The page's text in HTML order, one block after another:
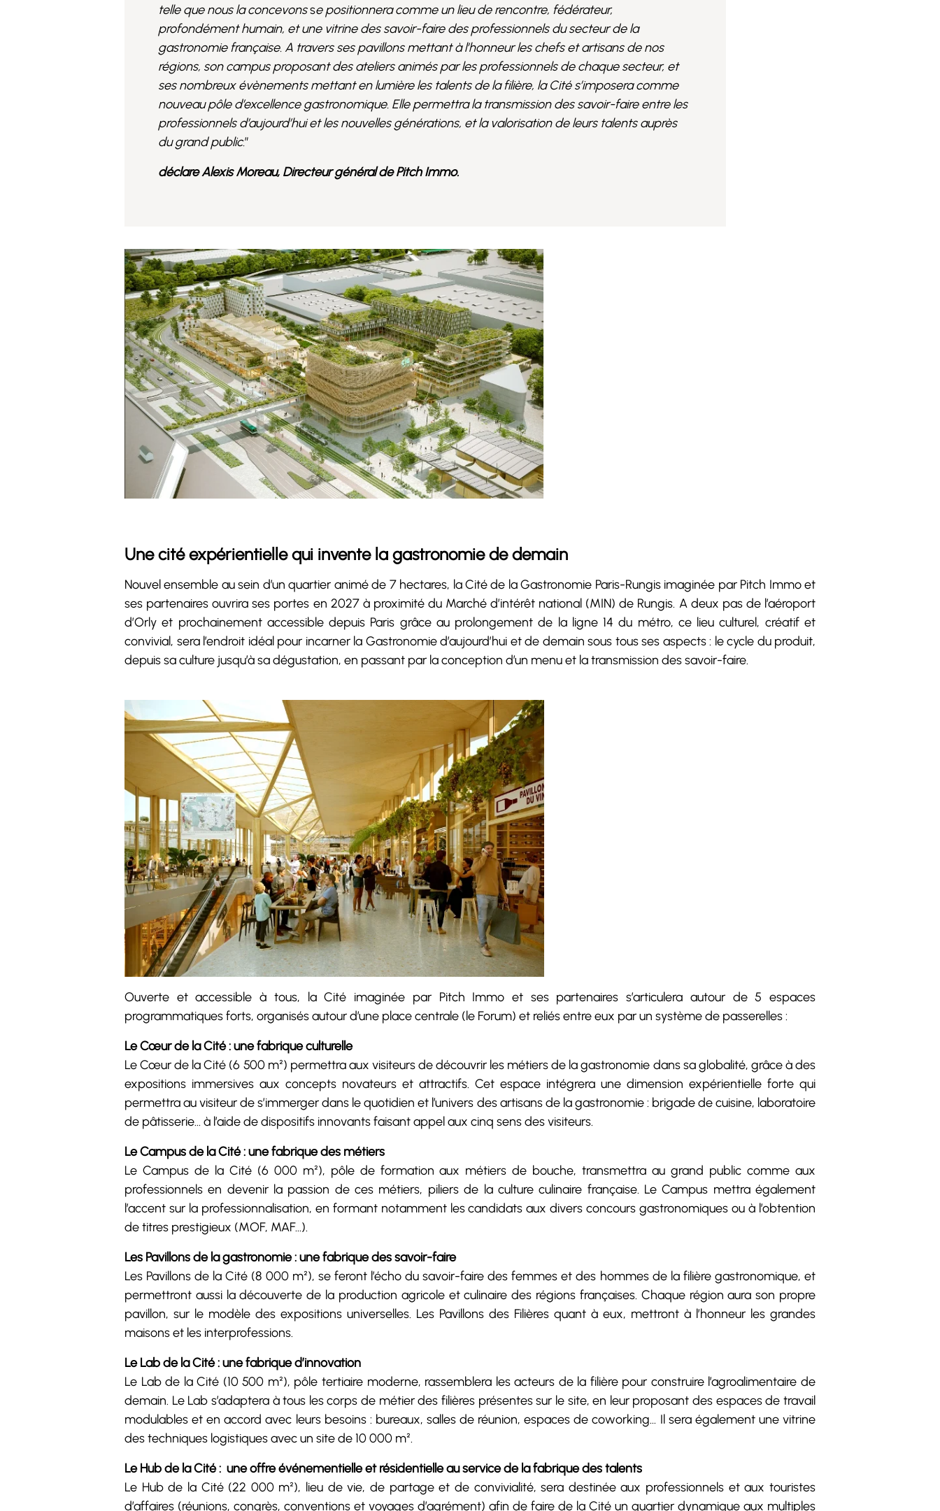
telle que nous la concevonsse positionnera comme un lieu de rencontre, fédérateur,
profondément humain, et une vitrine des savoir-faire des professionnels du secteur de la
gastronomie française. A travers ses pavillons mettant à l’honneur les chefs et artisans de nos
régions, son campus proposant des ateliers animés par les professionnels de chaque secteur, et
ses nombreux évènements mettant en lumière les talents de la filière, la Cité s’imposera comme
nouveau pôle d’excellence gastronomique. Elle permettra la transmission des savoir-faire entre les
professionnels d’aujourd’hui et les nouvelles générations, et la valorisation de leurs talents auprès
du grand public.”
déclare Alexis Moreau, Directeur général de Pitch Immo.
Une cité expérientielle qui invente la gastronomie de demain
Nouvel ensemble au sein d’un quartier animé de 7 hectares, la Cité de la Gastronomie Paris-Rungis imaginée par Pitch Immo et
ses partenaires ouvrira ses portes en 2027 à proximité du Marché d’intérêt national (MIN) de Rungis. A deux pas de l’aéroport
d’Orly et prochainement accessible depuis Paris grâce au prolongement de la ligne 14 du métro, ce lieu culturel, créatif et
convivial, sera l’endroit idéal pour incarner la Gastronomie d’aujourd’hui et de demain sous tous ses aspects : le cycle du produit,
depuis sa culture jusqu’à sa dégustation, en passant par la conception d’un menu et la transmission des savoir-faire.
Ouverte et accessible à tous, la Cité imaginée par Pitch Immo et ses partenaires s’articulera autour de 5 espaces
programmatiques forts, organisés autour d’une place centrale (le Forum) et reliés entre eux par un système de passerelles :
Le Cœur de la Cité : une fabrique culturelle
Le Cœur de la Cité (6 500 m²) permettra aux visiteurs de découvrir les métiers de la gastronomie dans sa globalité, grâce à des
expositions immersives aux concepts novateurs et attractifs. Cet espace intégrera une dimension expérientielle forte qui
permettra au visiteur de s’immerger dans le quotidien et l’univers des artisans de la gastronomie : brigade de cuisine, laboratoire
de pâtisserie… à l’aide de dispositifs innovants faisant appel aux cinq sens des visiteurs.
Le Campus de la Cité : une fabrique des métiers
Le Campus de la Cité (6 000 m²), pôle de formation aux métiers de bouche, transmettra au grand public comme aux
professionnels en devenir la passion de ces métiers, piliers de la culture culinaire française. Le Campus mettra également
l’accent sur la professionnalisation, en formant notamment les candidats aux divers concours gastronomiques ou à l’obtention
de titres prestigieux (MOF, MAF…).
Les Pavillons de la gastronomie : une fabrique des savoir-faire
Les Pavillons de la Cité (8 000 m²), se feront l’écho du savoir-faire des femmes et des hommes de la filière gastronomique, et
permettront aussi la découverte de la production agricole et culinaire des régions françaises. Chaque région aura son propre
pavillon, sur le modèle des expositions universelles. Les Pavillons des Filières quant à eux, mettront à l’honneur les grandes
maisons et les interprofessions.
Le Lab de la Cité : une fabrique d’innovation
Le Lab de la Cité (10 500 m²), pôle tertiaire moderne, rassemblera les acteurs de la filière pour construire l’agroalimentaire de
demain. Le Lab s’adaptera à tous les corps de métier des filières présentes sur le site, en leur proposant des espaces de travail
modulables et en accord avec leurs besoins : bureaux, salles de réunion, espaces de coworking… Il sera également une vitrine
des techniques logistiques avec un site de 10 000 m².
Le Hub de la Cité : une offre événementielle et résidentielle au service de la fabrique des talents
Le Hub de la Cité (22 000 m²), lieu de vie, de partage et de convivialité, sera destinée aux professionnels et aux touristes
d’affaires (réunions, congrès, conventions et voyages d’agrément) afin de faire de la Cité un quartier dynamique aux multiples